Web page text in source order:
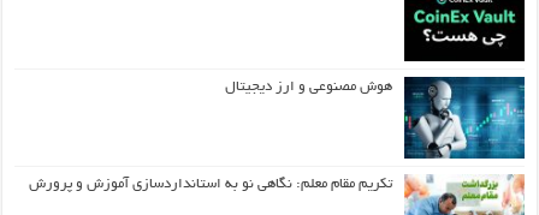
هوش مصنوعی و ارز دیجیتال
تکریم مقام معلم: نگاهی نو به استانداردسازی آموزش و پرورش